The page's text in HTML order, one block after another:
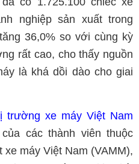
nghiệp sản xuất trong
36,0% so với cùng kỳ
rất cao, cho thấy nguồn
là khá dồi dào cho giai
trường xe máy Việt Nam
các thành viên thuộc
xe máy Việt Nam (VAMM),